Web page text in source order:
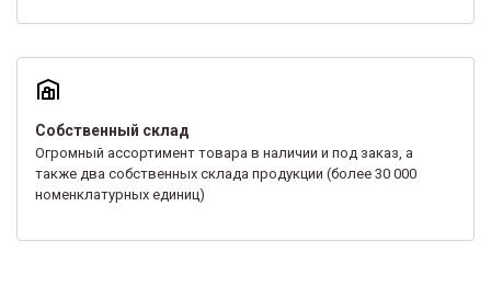
Собственный склад
Огромный ассортимент товара в наличии и под заказ, а
также два собственных склада продукции (более 30 000
номенклатурных единиц)